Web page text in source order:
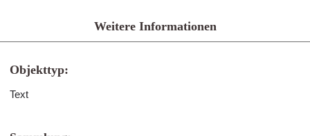
Weitere Informationen
Objekttyp:
Text